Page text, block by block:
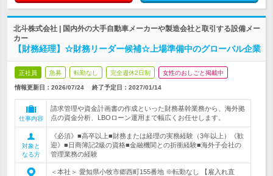
北斗株式会社 | 国内外の大手自動車メーカーや製造会社と取引する設備メー
カー
【財務経理】☆財務リーダー候補☆上場準備中のグローバル企業
正社員 急募 転勤なし 完全週休2日制 女性のおしごと掲載中
情報更新日：2026/07/24 終了予定日： 2027/01/14
仕事内容
請求管理や資金計画書の作成といった財務基幹業務から、海外拠
点の資金分析、LBOローン運用まで幅広くお任せします。
対象と
なる方
《必須》■高卒以上■財務または経理の実務経験（3年以上）《歓
迎》■日商簿記2級の資格■金融機関との折衝経験■海外子会社の
管理業務の経験
＜本社＞ 愛知県小牧市郷西町155番地 ※転勤なし 【雇入れ直